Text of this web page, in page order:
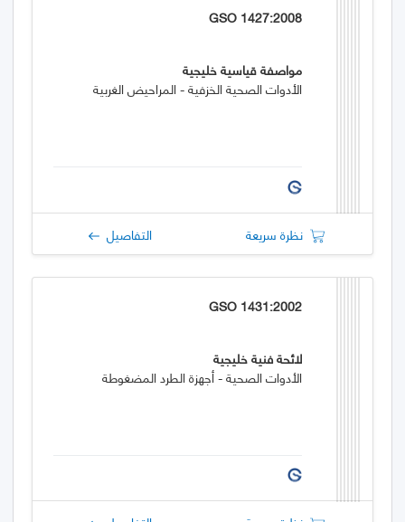
GSO 1427:2008
مواصفة قياسية خليجية
الأدوات الصحية الخزفية - المراحيض الغربية
نظرة سريعة التفاصيل
GSO 1431:2002
لائحة فنية خليجية
الأدوات الصحية - أجهزة الطرد المضغوطة